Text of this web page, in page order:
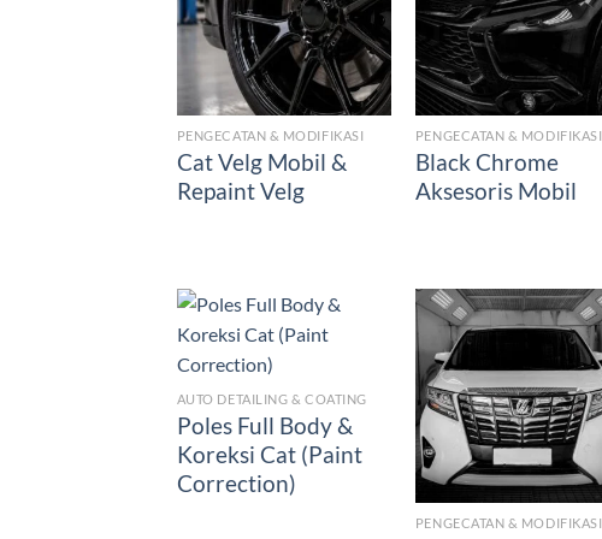
PENGECATAN & MODIFIKASI
Cat Velg Mobil &
Repaint Velg
PENGECATAN & MODIFIKASI
Black Chrome
Aksesoris Mobil
AUTO DETAILING & COATING
Poles Full Body &
Koreksi Cat (Paint
Correction)
PENGECATAN & MODIFIKASI